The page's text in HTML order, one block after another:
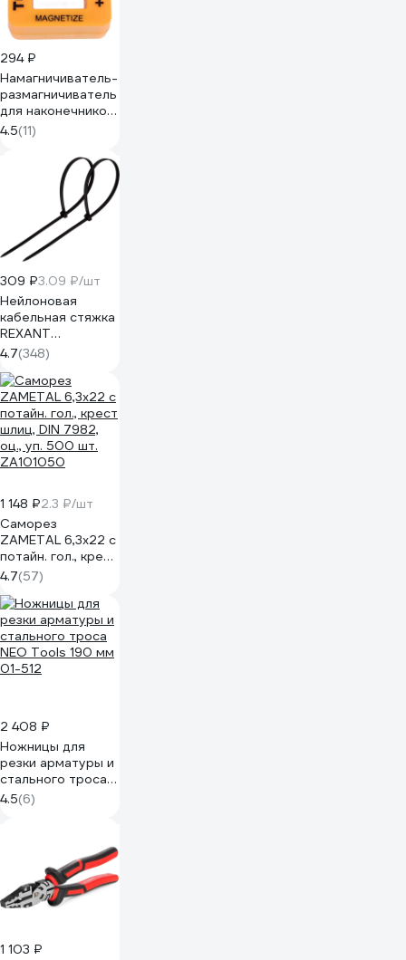
294 ₽
Намагничиватель-
размагничиватель
для наконечников
отверток TOLSEN
20032
4.5(11)
309 ₽3.09 ₽/шт
Нейлоновая
кабельная стяжка
REXANT
300x4,8мм,
черная 100 шт/уп
07-1303
4.7(348)
1 148 ₽2.3 ₽/шт
Саморез
ZAMETAL 6,3x22 с
потайн. гол., крест
шлиц, DIN 7982,
оц., уп. 500 шт.
ZA101050
4.7(57)
2 408 ₽
Ножницы для
резки арматуры и
стального троса
NEO Tools 190 мм
01-512
4.5(6)
1 103 ₽